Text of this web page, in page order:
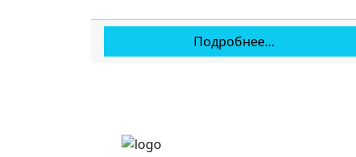
Подробнее...